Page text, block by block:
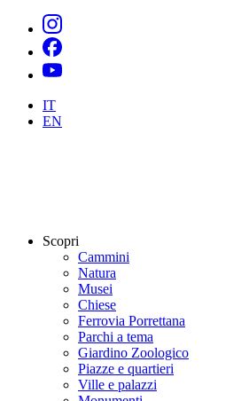
IT
EN
Scopri
Cammini
Natura
Musei
Chiese
Ferrovia Porrettana
Parchi a tema
Giardino Zoologico
Piazze e quartieri
Ville e palazzi